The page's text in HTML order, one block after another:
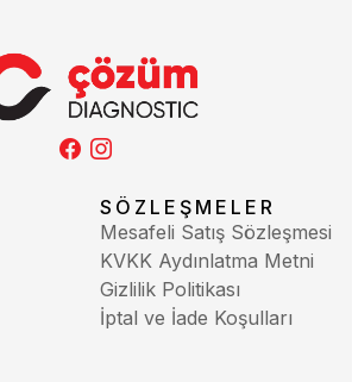
SÖZLEŞMELER
Mesafeli Satış Sözleşmesi
KVKK Aydınlatma Metni
Gizlilik Politikası
İptal ve İade Koşulları